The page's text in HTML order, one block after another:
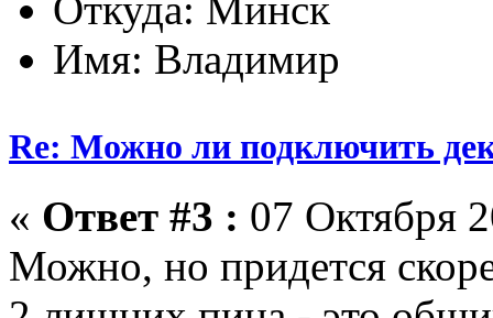
Откуда: Минск
Имя: Владимир
Re: Можно ли подключить
« Ответ #3 : 07 Октября
Можно, но придется